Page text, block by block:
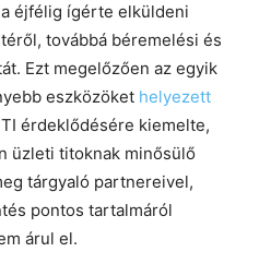
éjfélig ígérte elküldeni
továbbá béremelési és
Ezt megelőzően az egyik
eszközöket helyezett
érdeklődésére kiemelte,
üzleti titoknak minősülő
tárgyaló partnereivel,
pontos tartalmáról
árul el.